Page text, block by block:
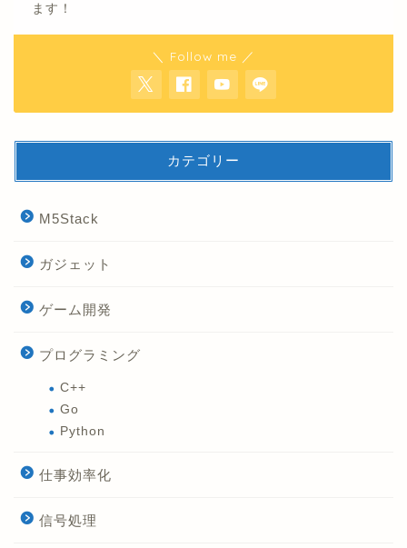
ます！
＼ Follow me ／
カテゴリー
M5Stack
ガジェット
ゲーム開発
プログラミング
C++
Go
Python
仕事効率化
信号処理